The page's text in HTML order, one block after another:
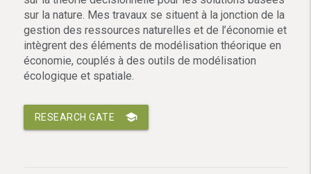
sur la nature. Mes travaux se situent à la jonction de la
gestion des ressources naturelles et de l’économie et
intègrent des éléments de modélisation théorique en
économie, couplés à des outils de modélisation
écologique et spatiale.
school
RESEARCH GATE